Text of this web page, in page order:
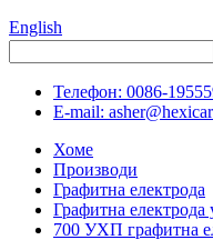
English
Телефон: 0086-
E-mail:
Хоме
Производи
Графитна електрода
Графитна електрода
700 УХП графитна